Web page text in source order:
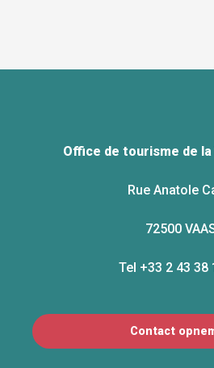
Office de tourisme de
Rue Anatole
72500
Tel +33 2 43 38
Contact